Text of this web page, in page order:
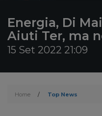
Energia, Di
Aiuti Ter, ma
15 Set 2022 21:09
Home / Top News